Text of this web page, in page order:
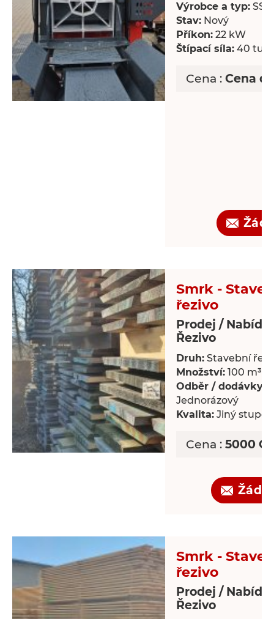
Výrobce a typ:
Stav: Nový
Příkon: 22 kW
Štípací síla: 40
Cena : Cena
Smrk -
řezivo
Prodej /
Řezivo
Druh: Stavební
Množství: 100 m³
Odběr / dodávky:
Jednorázový
Kvalita: Jiný
Cena : 5000
Smrk -
řezivo
Prodej /
Řezivo